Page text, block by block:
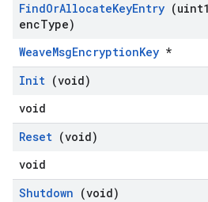
FindOrAllocateKeyEntry
encType)
WeaveMsgEncryptionKey *
Init (void)
void
Reset (void)
void
Shutdown (void)